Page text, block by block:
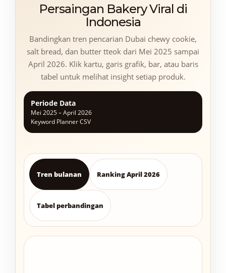
Persaingan Bakery Viral di
Indonesia
Bandingkan tren pencarian Dubai chewy cookie,
salt bread, dan butter tteok dari Mei 2025 sampai
April 2026. Klik kartu, garis grafik, bar, atau baris
tabel untuk melihat insight setiap produk.
Periode Data
Mei 2025 – April 2026
Keyword Planner CSV
Tren bulanan Ranking April 2026
Tabel perbandingan